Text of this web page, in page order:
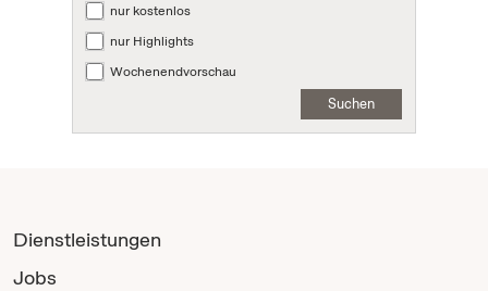
nur kostenlos
nur Highlights
Wochenendvorschau
Suchen
Dienstleistungen
Jobs